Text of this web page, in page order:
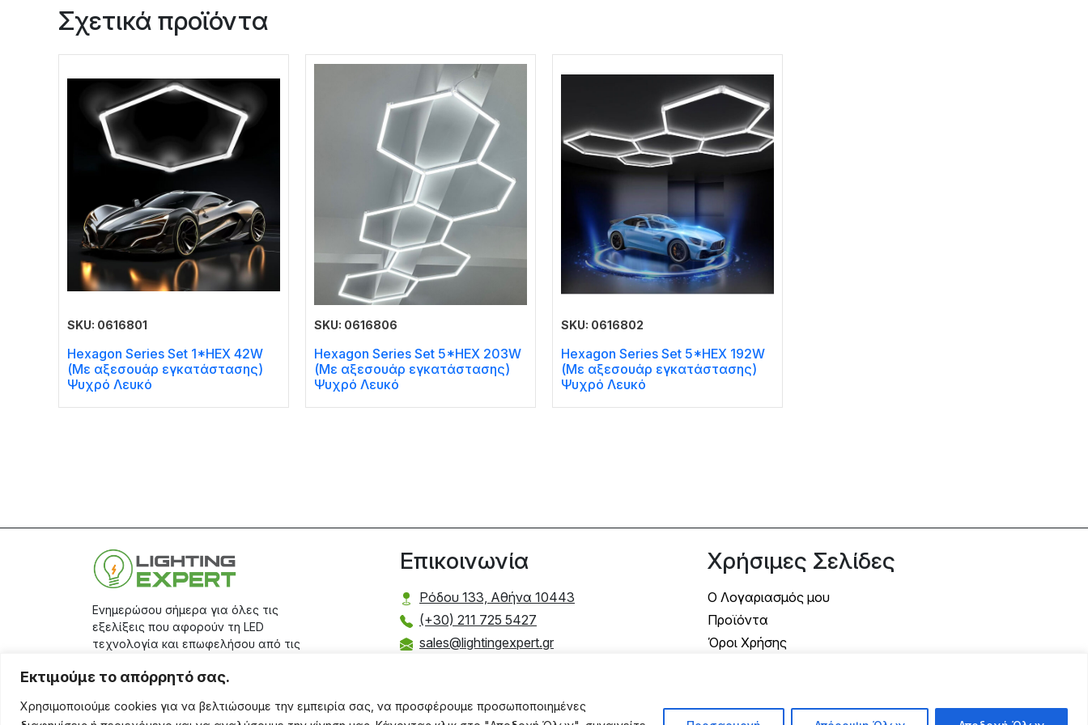
Εκτιμούμε το απόρρητό σας.
Χρησιμοποιούμε cookies για να βελτιώσουμε την εμπειρία σας, να προσφέρουμε προσωποποιημένες
Σχετικά προϊόντα
SKU: 0616801
Hexagon Series Set 1*HEX 42W
(Με αξεσουάρ εγκατάστασης)
Ψυχρό Λευκό
SKU: 0616806
Hexagon Series Set 5*HEX 203W
(Με αξεσουάρ εγκατάστασης)
Ψυχρό Λευκό
SKU: 0616802
Hexagon Series Set 5*HEX 192W
(Με αξεσουάρ εγκατάστασης)
Ψυχρό Λευκό
Ενημερώσου σήμερα για όλες τις
εξελίξεις που αφορούν τη LED
τεχνολογία και επωφελήσου από τις
την εγγραφή σου στοsite.
Aριθμός Γ.Ε.ΜΗ.: 17401671000
Επικοινωνία
Ρόδου 133, Αθήνα 10443
(+30) 211 725 5427
sales@lightingexpert.gr
Χρήσιμες Σελίδες
Ο Λογαριασμός μου
Προϊόντα
Όροι Χρήσης
Πολιτική Επιστροφής